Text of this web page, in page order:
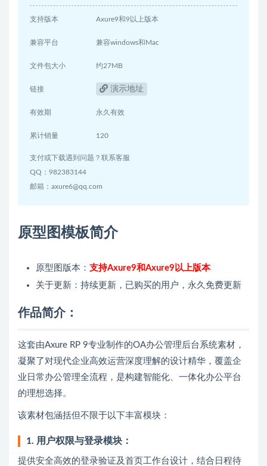
支持版本 Axure9和9以上版本
兼容平台 兼容windows和Mac
文件包大小 约27MB
链接 演示地址
有效期 永久有效
累计销量 120
支付或下载遇到问题？联系客服
QQ：982383144
邮箱：axure6@qq.com
原型图模板简介
原型图版本： 支持Axure9和Axure9以上版本
关于更新：持续更新，已购买的用户，永久免费更新
作品简介：
这套由Axure RP 9专业制作的OA办公管理后台系统素材，
凝聚了对现代企业高效运营深度理解的设计精华，覆盖企
业日常办公管理全流程，是构建智能化、一体化办公平台
的理想选择。
该素材包涵括但不限于以下丰富模块：
1. 用户权限与登录模块：
提供安全高效的登录验证及首页工作台设计，结合日程待